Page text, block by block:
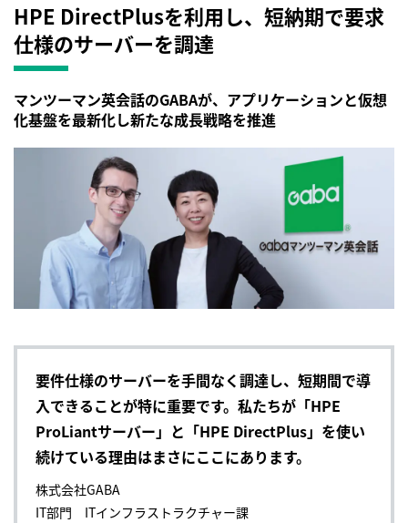
HPE DirectPlusを利用し、短納期で要求
仕様のサーバーを調達
マンツーマン英会話のGABAが、アプリケーションと仮想
化基盤を最新化し新たな成長戦略を推進
要件仕様のサーバーを手間なく調達し、短期間で導
入できることが特に重要です。私たちが「HPE
ProLiantサーバー」と「HPE DirectPlus」を使い
続けている理由はまさにここにあります。
株式会社GABA
IT部門 ITインフラストラクチャー課